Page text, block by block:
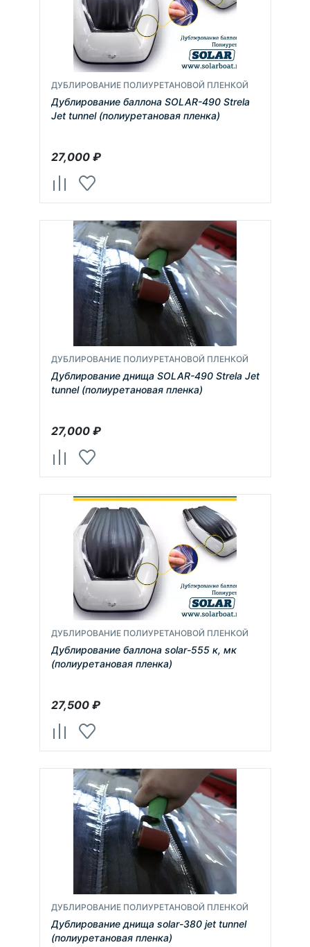
ДУБЛИРОВАНИЕ ПОЛИУРЕТАНОВОЙ ПЛЕНКОЙ
Дублирование баллона SOLAR-490 Strela
Jet tunnel (полиуретановая пленка)
27,000₽
ДУБЛИРОВАНИЕ ПОЛИУРЕТАНОВОЙ ПЛЕНКОЙ
Дублирование днища SOLAR-490 Strela Jet
tunnel (полиуретановая пленка)
27,000₽
ДУБЛИРОВАНИЕ ПОЛИУРЕТАНОВОЙ ПЛЕНКОЙ
Дублирование баллона solar-555 к, мк
(полиуретановая пленка)
27,500₽
ДУБЛИРОВАНИЕ ПОЛИУРЕТАНОВОЙ ПЛЕНКОЙ
Дублирование днища solar-380 jet tunnel
(полиуретановая пленка)